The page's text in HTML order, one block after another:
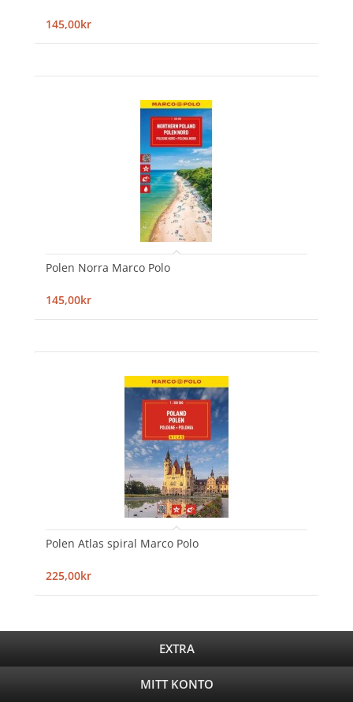
145,00kr
Polen Norra Marco Polo
145,00kr
Polen Atlas spiral Marco Polo
225,00kr
EXTRA
MITT KONTO